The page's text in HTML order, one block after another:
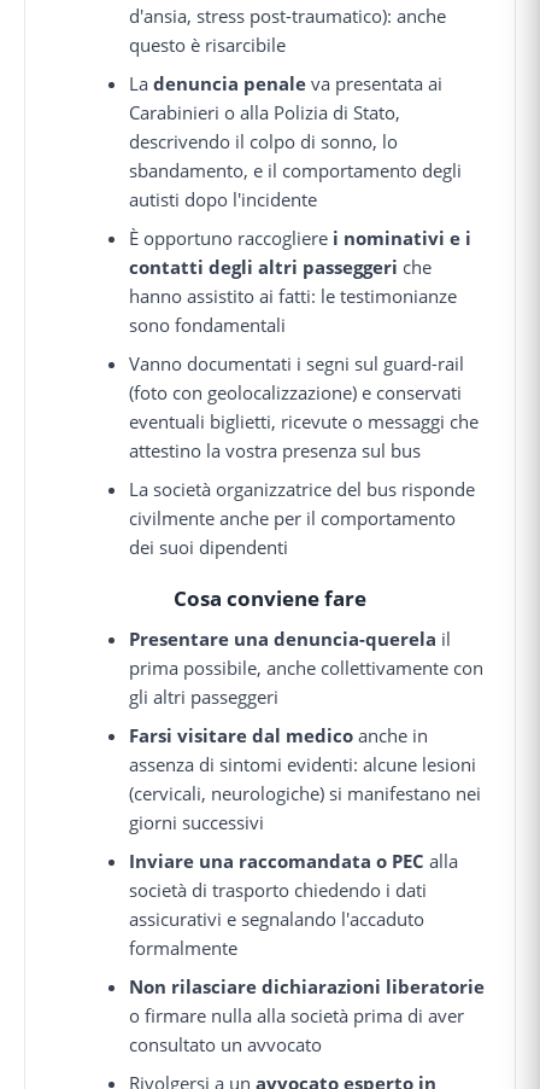
d'ansia, stress post-traumatico): anche
questo è risarcibile
Ladenuncia penale va presentata ai
Carabinieri o alla Polizia di Stato,
descrivendo il colpo di sonno, lo
sbandamento, e il comportamento degli
autisti dopo l'incidente
È opportuno raccogliere i nominativi e i
contatti degli altri passeggeri che
hanno assistito ai fatti: le testimonianze
sono fondamentali
Vanno documentati i segni sul guard-rail
(foto con geolocalizzazione) e conservati
eventuali biglietti, ricevute o messaggi che
attestino la vostra presenza sul bus
La società organizzatrice del bus risponde
civilmente anche per il comportamento
dei suoi dipendenti
Cosa conviene fare
Presentare una denuncia-querela il
prima possibile, anche collettivamente con
gli altri passeggeri
Farsi visitare dal medico anche in
assenza di sintomi evidenti: alcune lesioni
(cervicali, neurologiche) si manifestano nei
giorni successivi
Inviare una raccomandata o PEC alla
società di trasporto chiedendo i dati
assicurativi e segnalando l'accaduto
formalmente
Non rilasciare dichiarazioni liberatorie
o firmare nulla alla società prima di aver
consultato un avvocato
Rivolgersi a unavvocato esperto in